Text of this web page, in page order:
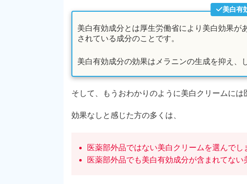
美白有
美白有効成分とは厚生労働省により美白効果
されている成分のことです。
美白有効成分の効果はメラニンの生成を抑え、
そして、もうおわかりのように美白クリームには
効果なしと感じた方の多くは、
医薬部外品ではない美白クリームを選んでし
医薬部外品でも美白有効成分が含まれてない